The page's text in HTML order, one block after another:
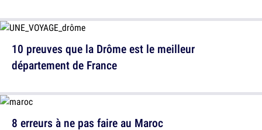
8 erreurs à ne pas faire au Maroc
10 preuves que la Drôme est le meilleur
département de France